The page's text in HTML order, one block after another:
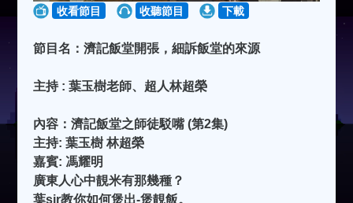
收看節目 收聽節目 下載
節目名：濟記飯堂開張，細訴飯堂的來源
主持 : 葉玉樹老師、超人林超榮
內容：濟記飯堂之師徒駁嘴 (第2集)
主持: 葉玉樹 林超榮
嘉賓: 馮耀明
廣東人心中靚米有那幾種？
葉sir教你如何煲出-煲靚飯。